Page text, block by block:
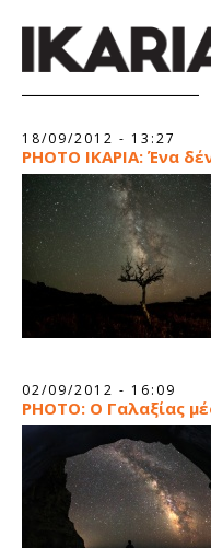
18/09/2012 - 13:27
PHOTO ΙΚΑΡΙΑ: Ένα
02/09/2012 - 16:09
PHOTO: Ο Γαλαξίας